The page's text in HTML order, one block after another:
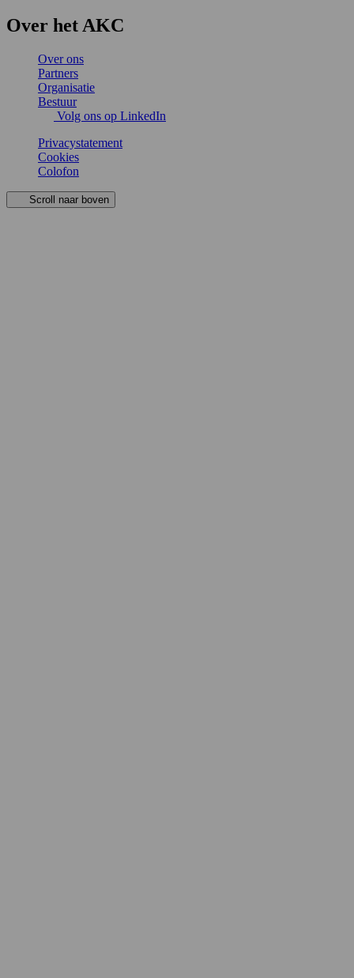
Over het AKC
Over ons
Partners
Organisatie
Bestuur
Volg ons op LinkedIn
Privacystatement
Cookies
Colofon
Scroll naar boven